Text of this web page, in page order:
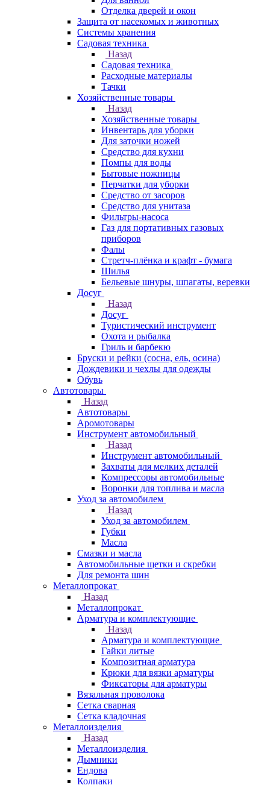
Отделка дверей и окон
Защита от насекомых и животных
Системы хранения
Садовая техника
Назад
Садовая техника
Расходные материалы
Тачки
Хозяйственные товары
Назад
Хозяйственные товары
Инвентарь для уборки
Для заточки ножей
Средство для кухни
Помпы для воды
Бытовые ножницы
Перчатки для уборки
Средство от засоров
Средство для унитаза
Фильтры-насоса
Газ для портативных газовых
приборов
Фалы
Стретч-плёнка и крафт - бумага
Шилья
Бельевые шнуры, шпагаты, веревки
Досуг
Назад
Досуг
Туристический инструмент
Охота и рыбалка
Гриль и барбекю
Бруски и рейки (сосна, ель, осина)
Дождевики и чехлы для одежды
Обувь
Автотовары
Назад
Автотовары
Аромотовары
Инструмент автомобильный
Назад
Инструмент автомобильный
Захваты для мелких деталей
Компрессоры автомобильные
Воронки для топлива и масла
Уход за автомобилем
Назад
Уход за автомобилем
Губки
Масла
Смазки и масла
Автомобильные щетки и скребки
Для ремонта шин
Металлопрокат
Назад
Металлопрокат
Арматура и комплектующие
Назад
Арматура и комплектующие
Гайки литые
Композитная арматура
Крюки для вязки арматуры
Фиксаторы для арматуры
Вязальная проволока
Сетка сварная
Сетка кладочная
Металлоизделия
Назад
Металлоизделия
Дымники
Ендова
Колпаки